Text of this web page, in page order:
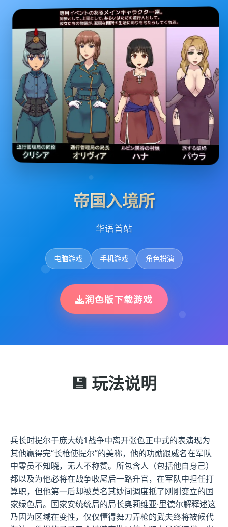
帝国入境所
华语首站
电脑游戏 手机游戏 角色扮演
润色版下载游戏
💾 玩法说明
兵长时提尔于庞大统1战争中离开张色正中式的表演现为
其他赢得完“长枪使提尔”的美称，他的功勋跟威名在军队
中零员不知晓，无人不称赞。所包含人（包括他自身己）
都以及为他必将在战争收尾后一路升官，在军队中担任打
算职，但他第一后却被莫名其妙间调度抵了刚刚变立的国
家绿色局。国家安统统局的局长奥莉维亚·里德尔解释述这
乃因为区域在变性，仅仅懂得舞刀弄枪的武夫终将被候代